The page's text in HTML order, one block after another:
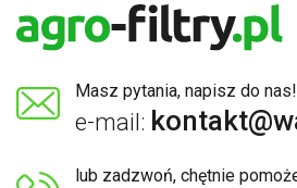
Masz pytania, napisz do nas!
e-mail:
lub zadzwoń, chętnie